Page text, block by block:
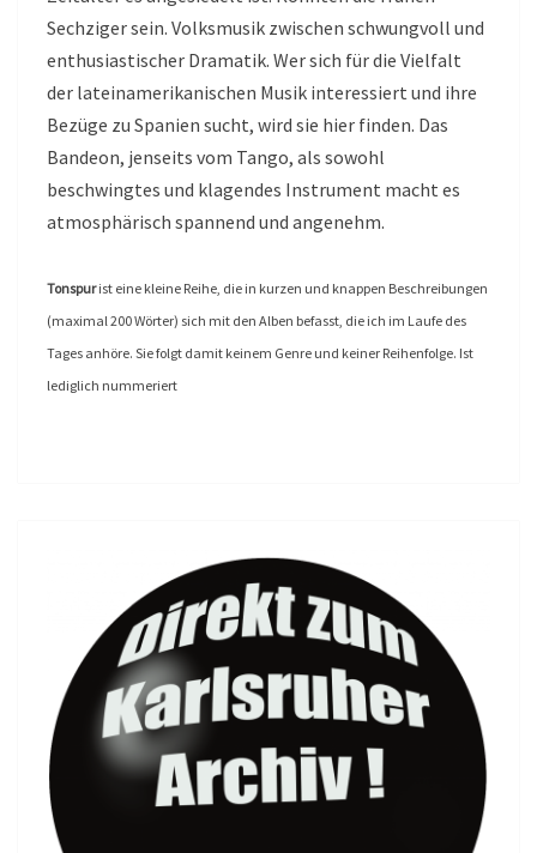
Sechziger sein. Volksmusik zwischen schwungvoll und
enthusiastischer Dramatik. Wer sich für die Vielfalt
der lateinamerikanischen Musik interessiert und ihre
Bezüge zu Spanien sucht, wird sie hier finden. Das
Bandeon, jenseits vom Tango, als sowohl
beschwingtes und klagendes Instrument macht es
atmosphärisch spannend und angenehm.
Tonspurist eine kleine Reihe, die in kurzen und knappen Beschreibungen
(maximal 200 Wörter) sich mit den Alben befasst, die ich im Laufe des
Tages anhöre. Sie folgt damit keinem Genre und keiner Reihenfolge. Ist
lediglich nummeriert